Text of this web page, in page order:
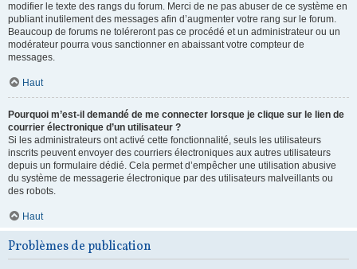
modifier le texte des rangs du forum. Merci de ne pas abuser de ce système en
publiant inutilement des messages afin d’augmenter votre rang sur le forum.
Beaucoup de forums ne toléreront pas ce procédé et un administrateur ou un
modérateur pourra vous sanctionner en abaissant votre compteur de
messages.
Haut
Pourquoi m’est-il demandé de me connecter lorsque je clique sur le lien de
courrier électronique d’un utilisateur ?
Si les administrateurs ont activé cette fonctionnalité, seuls les utilisateurs
inscrits peuvent envoyer des courriers électroniques aux autres utilisateurs
depuis un formulaire dédié. Cela permet d’empêcher une utilisation abusive
du système de messagerie électronique par des utilisateurs malveillants ou
des robots.
Haut
Problèmes de publication